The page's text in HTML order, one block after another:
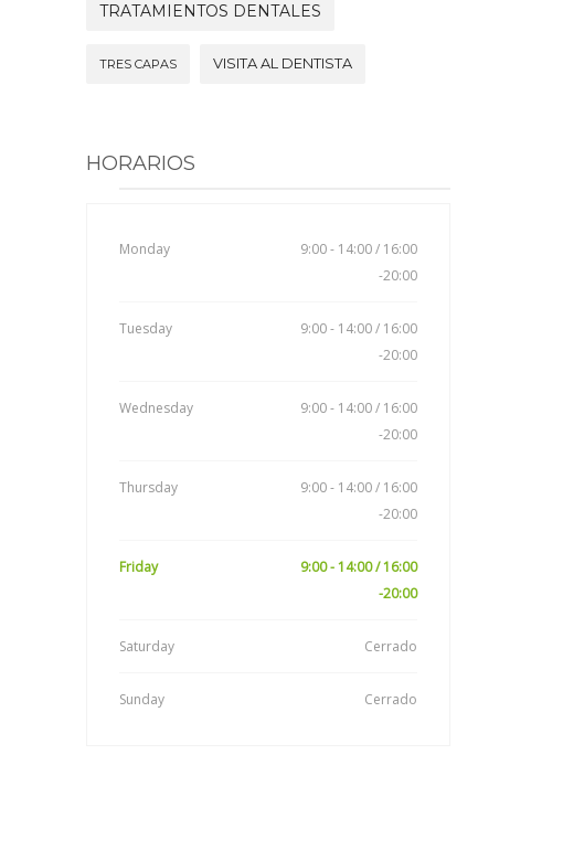
TRATAMIENTOS DENTALES
TRES CAPAS VISITA AL DENTISTA
HORARIOS
Monday
9:00 - 14:00 / 16:00
-20:00
Tuesday
9:00 - 14:00 / 16:00
-20:00
Wednesday
9:00 - 14:00 / 16:00
-20:00
Thursday
9:00 - 14:00 / 16:00
-20:00
Friday
9:00 - 14:00 / 16:00
-20:00
Saturday Cerrado
Sunday Cerrado